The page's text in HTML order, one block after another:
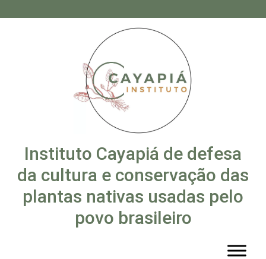
Instituto Cayapiá de defesa
da cultura e conservação das
plantas nativas usadas pelo
povo brasileiro